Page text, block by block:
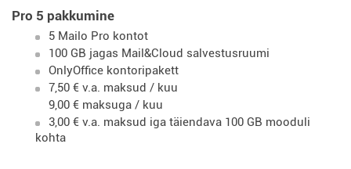
Pro 5 pakkumine
5 Mailo Pro kontot
100 GB jagas Mail&Cloud salvestusruumi
OnlyOffice kontoripakett
7,50 € v.a. maksud / kuu
9,00 € maksuga / kuu
3,00 € v.a. maksud iga täiendava 100 GB mooduli
kohta